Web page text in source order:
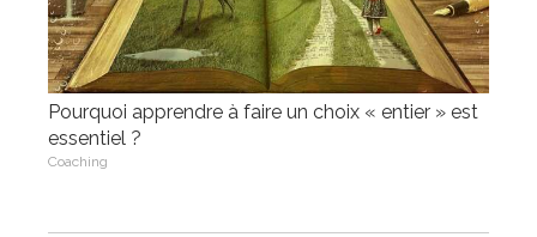
Pourquoi apprendre à faire un choix « entier » est
essentiel ?
Coaching